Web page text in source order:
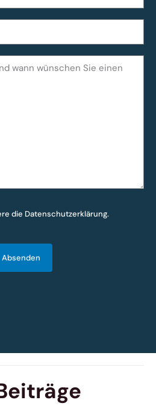
die Datenschutzerklärung.
Bitte lasse dieses Feld leer.